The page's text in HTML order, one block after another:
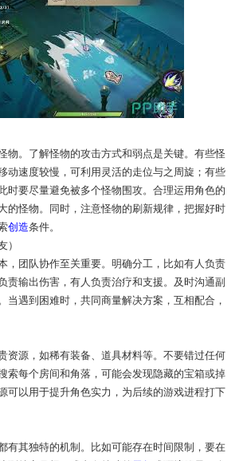
物。了解怪物的攻击方式和弱点是关键。有些怪
动速度较慢，可利用灵活的走位与之周旋；有些
时要尽量避免被多个怪物围攻。合理运用角色的
的怪物。同时，注意怪物的刷新规律，把握好时
创造条件。
）
，团队协作至关重要。明确分工，比如有人负责
责输出伤害，有人负责治疗和支援。及时沟通副
当遇到困难时，共同商量解决方案，互相配合，
资源，如稀有装备、道具材料等。不要错过任何
索每个房间和角落，可能会发现隐藏的宝箱或掉
可以用于提升角色实力，为后续的游戏进程打下
有其独特的机制。比如可能存在时间限制，要在